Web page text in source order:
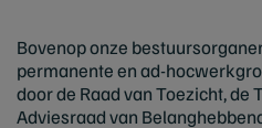
Bovenop onze
permanente en ad-
door de Raad van Toezicht, de
Adviesraad van